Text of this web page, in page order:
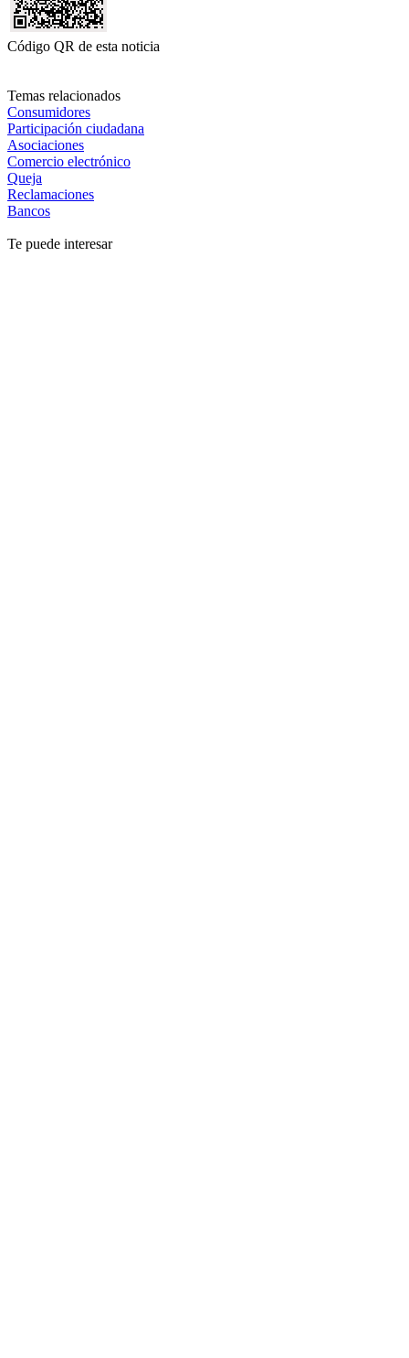
Código QR de esta noticia
Temas relacionados
Consumidores
Participación ciudadana
Asociaciones
Comercio electrónico
Queja
Reclamaciones
Bancos
Te puede interesar